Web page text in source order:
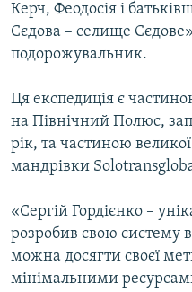
Керч, Феодосія і
Сєдова – селище
подорожувальник.
Ця експедиція є
на Північний Полюс,
рік, та частиною
мандрівки
«Сергій Гордієнко –
розробив свою систему
можна досягти своєї
мінімальними